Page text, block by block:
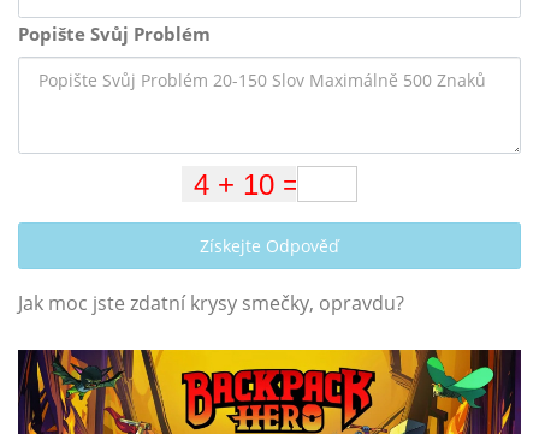
Popište Svůj Problém
Získejte Odpověď
Jak moc jste zdatní krysy smečky, opravdu?